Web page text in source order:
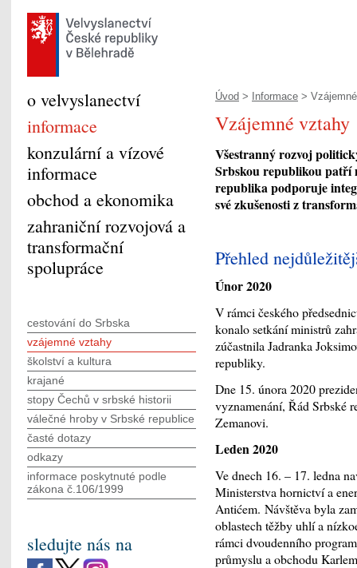
Úvod > Informace >
Vzájemné vztahy
Všestranný rozvoj
Srbskou republikou patří
republika podporuje
své zkušenosti z
Přehled
Únor 2020
V rámci českého
konalo setkání ministrů
zúčastnila Jadranka
republiky.
Dne 15. února 2020
vyznamenání, Řád Srbské
Zemanovi.
Leden 2020
Ve dnech 16. – 17. ledna
Ministerstva hornictví a
Antićem. Návštěva byla
oblastech těžby uhlí a
rámci dvoudenního
průmyslu a obchodu
o velvyslanectví
informace
konzulární a vízové
informace
obchod a ekonomika
zahraniční rozvojová a
transformační
spolupráce
cestování do Srbska
vzájemné vztahy
školství a kultura
krajané
stopy Čechů v srbské historii
válečné hroby v Srbské republice
časté dotazy
odkazy
informace poskytnuté podle
zákona č.106/1999
sledujte nás na